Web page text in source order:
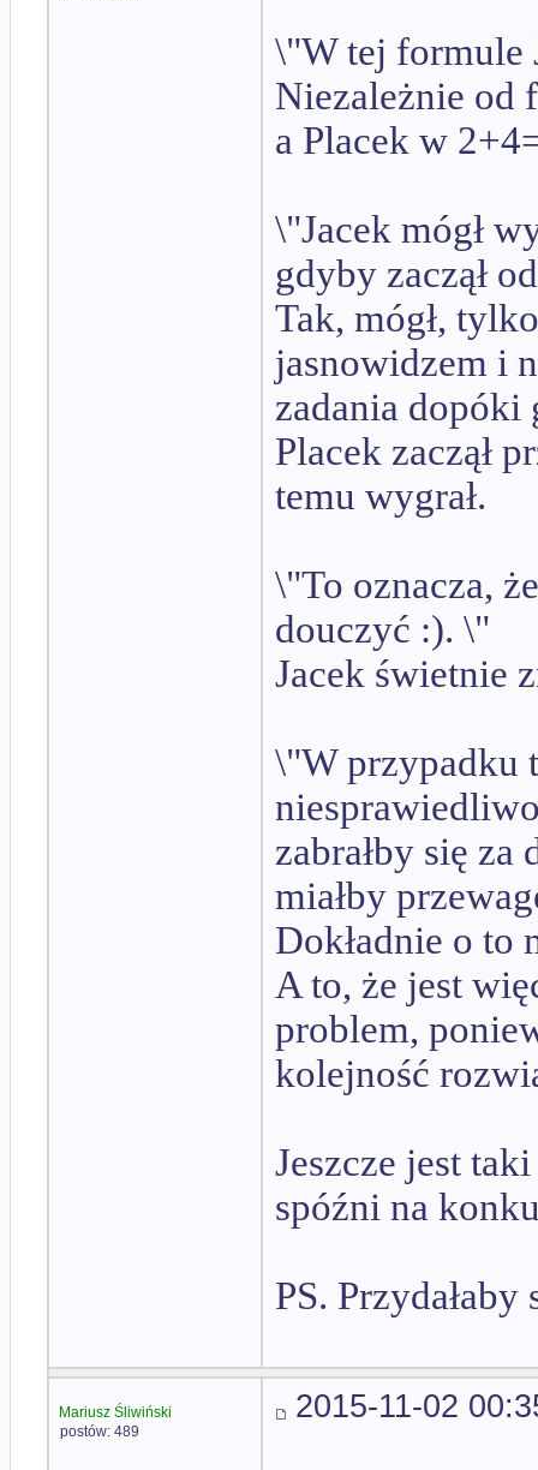
\"W tej formule
Niezależnie od
a Placek w
\"Jacek mógł
gdyby zaczął
Tak, mógł,
jasnowidzem i
zadania dopóki
Placek zaczął
temu wygrał.
\"To oznacza,
douczyć :). \"
Jacek świetnie
\"W przypadku
zabrałby się
miałby
Dokładnie o to
A to, że jest
problem,
kolejność
Jeszcze jest
spóźni na
PS.
Mariusz Śliwiński
postów: 489
2015-11-02